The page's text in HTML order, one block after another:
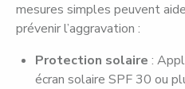
mesures simples peuvent
prévenir l’aggravation :
Protection solaire :
écran solaire SPF 30 ou